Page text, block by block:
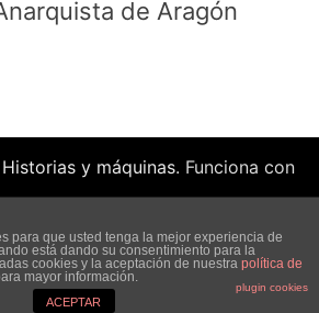
de Aragón
Historias y máquinas. Funciona con
para que usted tenga la mejor experiencia de
está dando su consentimiento para la
cookies y la aceptación de nuestra política de
mayor información.
plugin cookies
ACEPTAR